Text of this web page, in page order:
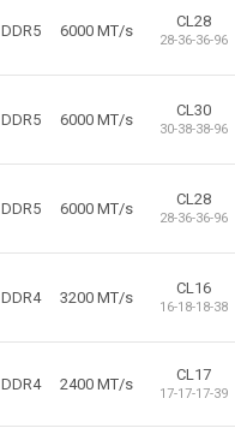
DDR5 6000 MT/s
CL28
28-36-36-96
DDR5 6000 MT/s
CL30
30-38-38-96
DDR5 6000 MT/s
CL28
28-36-36-96
DDR4 3200 MT/s
CL16
16-18-18-38
DDR4 2400 MT/s
CL17
17-17-17-39